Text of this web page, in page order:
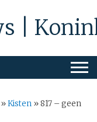
|
»Kisten »817 – geen